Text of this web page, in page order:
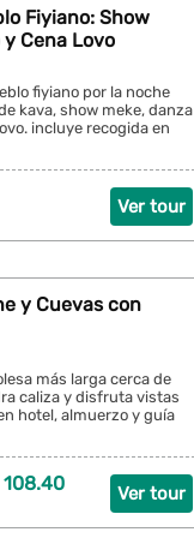
Fiyiano: Show
y Cena Lovo
fiyiano por la noche
kava, show meke, danza
incluye recogida en
Ver tour
y Cuevas con
más larga cerca de
caliza y disfruta vistas
hotel, almuerzo y guía
Ver tour
108.40